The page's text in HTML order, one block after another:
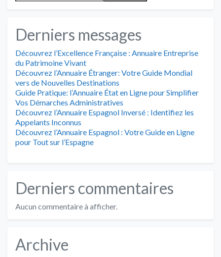
Derniers messages
Découvrez l’Excellence Française : Annuaire Entreprise
du Patrimoine Vivant
Découvrez l’Annuaire Étranger: Votre Guide Mondial
vers de Nouvelles Destinations
Guide Pratique: l’Annuaire État en Ligne pour Simplifier
Vos Démarches Administratives
Découvrez l’Annuaire Espagnol Inversé : Identifiez les
Appelants Inconnus
Découvrez l’Annuaire Espagnol : Votre Guide en Ligne
pour Tout sur l’Espagne
Derniers commentaires
Aucun commentaire à afficher.
Archive